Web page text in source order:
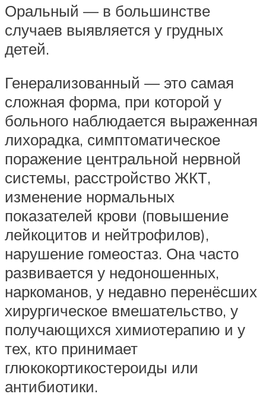
Оральный — в большинстве
случаев выявляется у грудных
детей.
Генерализованный — это самая
сложная форма, при которой у
больного наблюдается выраженная
лихорадка, симптоматическое
поражение центральной нервной
системы, расстройство ЖКТ,
изменение нормальных
показателей крови (повышение
лейкоцитов и нейтрофилов),
нарушение гомеостаз. Она часто
развивается у недоношенных,
наркоманов, у недавно перенёсших
хирургическое вмешательство, у
получающихся химиотерапию и у
тех, кто принимает
глюкокортикостероиды или
антибиотики.